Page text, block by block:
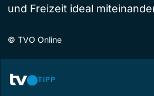
und Freizeit ideal
© TVO Online
TIPP